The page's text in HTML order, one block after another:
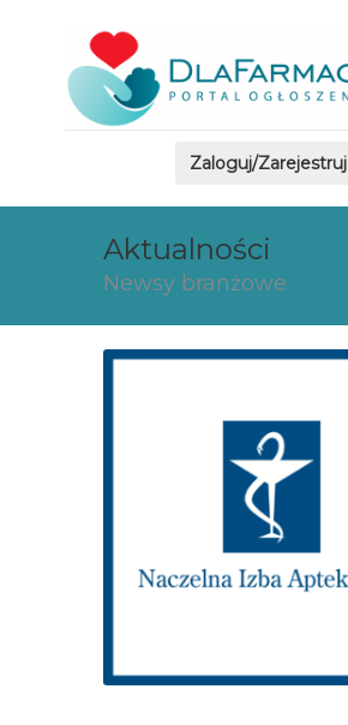
Zaloguj/Zarejestruj
Aktualności
Newsy branżowe